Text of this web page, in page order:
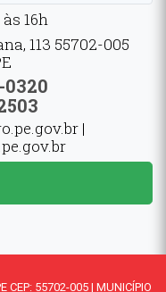
16h
113 55702-005
0320
|
55702-005 | MUNICÍPIO